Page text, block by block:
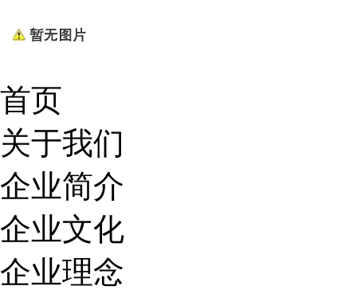
首页
关于我们
企业简介
企业文化
企业理念